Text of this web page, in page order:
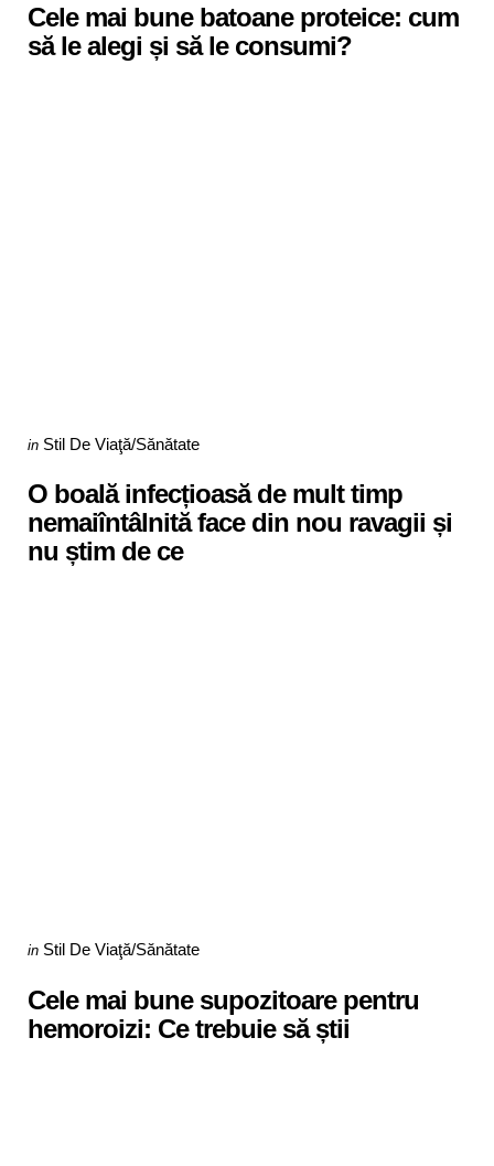
Cele mai bune batoane proteice: cum
să le alegi și să le consumi?
Categories
Posted
in Stil De Viaţă/Sănătate
O boală infecțioasă de mult timp
nemaiîntâlnită face din nou ravagii și
nu știm de ce
Categories
Posted
in Stil De Viaţă/Sănătate
Cele mai bune supozitoare pentru
hemoroizi: Ce trebuie să știi